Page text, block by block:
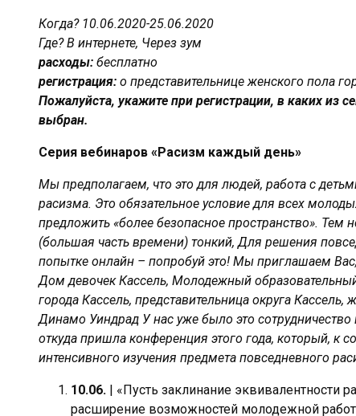
Когда? 10.06.2020-25.06.2020
Где? В интернете, Через зум
расходы: бесплатно
регистрация: о представительнице женского пола
Пожалуйста, укажите при регистрации, в каких
выбран.
Серия вебинаров «Расизм каждый день»
Мы предполагаем, что это для людей, работа с
расизма. Это обязательное условие для всех
предложить «более безопасное пространство». Тем
(большая часть времени) тонкий, Для решения
попытке онлайн – попробуй это! Мы приглашаем
Дом девочек Кассель, Молодежный
города Кассель, представительница округа
Динамо Уиндрад У нас уже было это
откуда пришла конференция этого года, который, к
интенсивного изучения предмета повседневного
10.06. | «Пусть заклинание эквивалентности
расширение возможностей молодежной